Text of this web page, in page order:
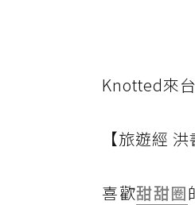
Knotted來
【旅遊經 洪
喜歡甜甜圈